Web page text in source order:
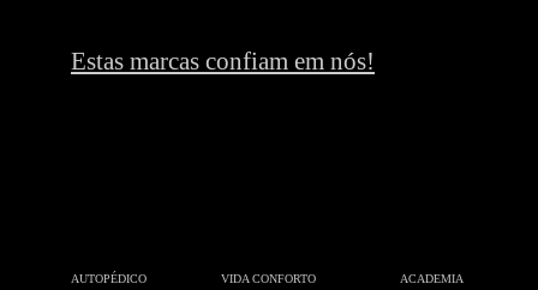
Estas marcas confiam em nós!
AUTOPÉDICO VIDA CONFORTO
ACADEMIA